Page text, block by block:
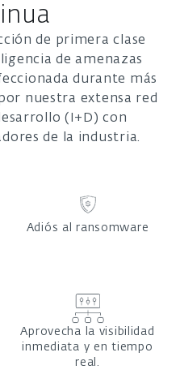
de primera clase
de amenazas
durante más
nuestra extensa red
(I+D) con
de la industria.
Adiós al ransomware
Aprovecha la visibilidad
inmediata y en tiempo
real.